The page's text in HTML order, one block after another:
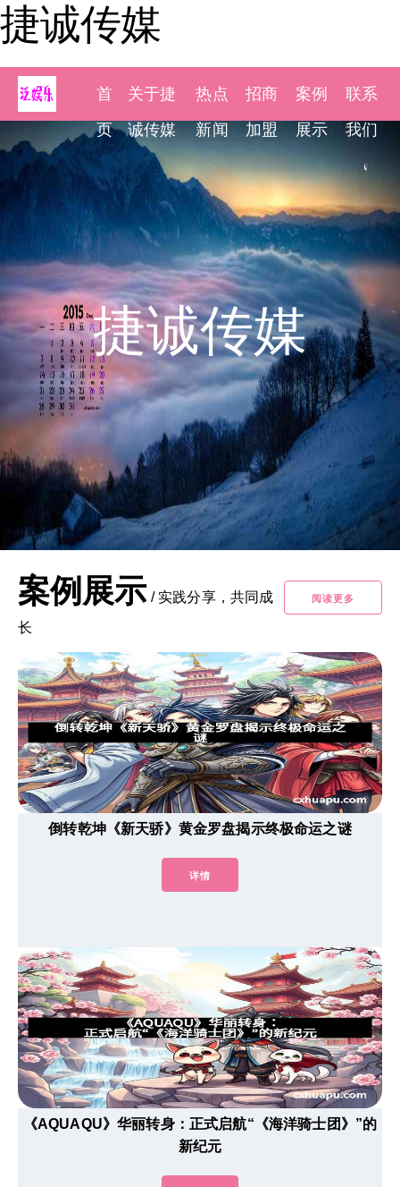
捷诚传媒
首
页
关于捷
诚传媒
热点
新闻
招商
加盟
案例
展示
联系
我们
捷诚传媒
案例展示 / 实践分享，共同成
长
阅读更多
倒转乾坤《新天骄》黄金罗盘揭示终极命运之谜
详情
《AQUAQU》华丽转身：正式启航“《海洋骑士团》”的
新纪元